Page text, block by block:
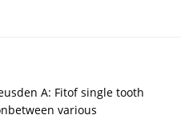
A: Fitof single tooth
various